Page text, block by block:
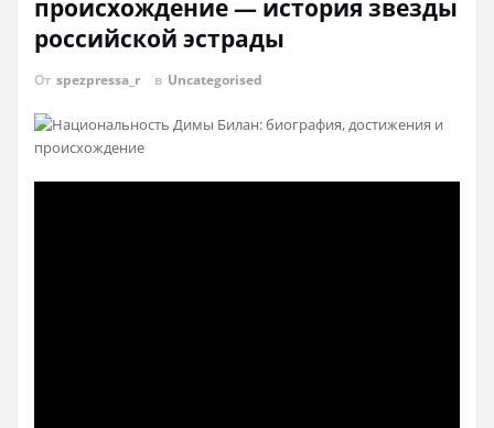
происхождение — история звезды
российской эстрады
От spezpressa_r в Uncategorised